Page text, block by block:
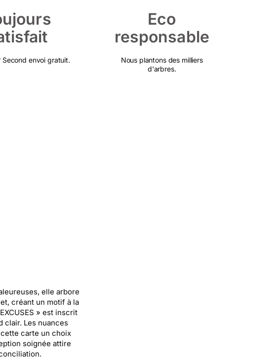
Second envoi gratuit.
Eco
responsable
Nous plantons des milliers
d'arbres.
elle arbore
créant un motif à la
» est inscrit
clair. Les nuances
carte un choix
soignée attire